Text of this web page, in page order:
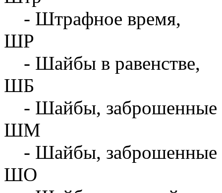
- Штрафное время,
ШР
- Шайбы в равенстве,
ШБ
- Шайбы, заброшенные
ШМ
- Шайбы, заброшенные
ШО